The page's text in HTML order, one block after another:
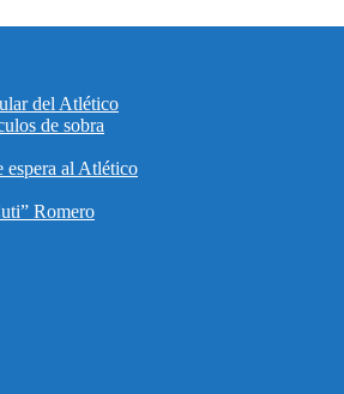
del Atlético
de sobra
espera al Atlético
Romero